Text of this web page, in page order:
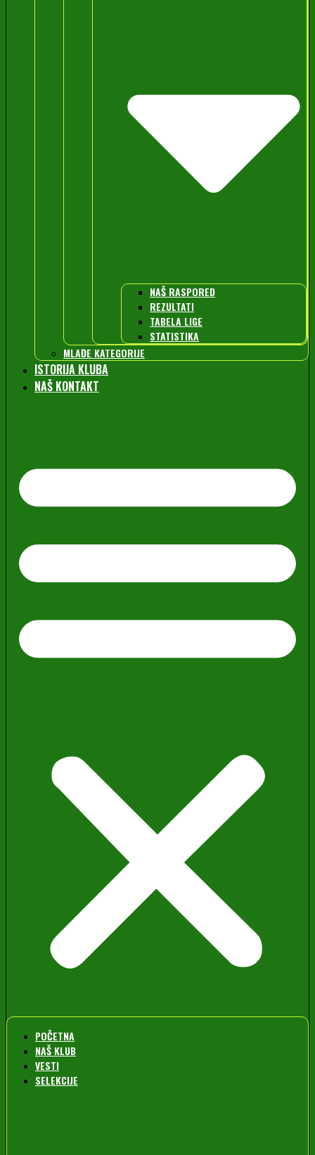
NAŠ RASPORED
REZULTATI
TABELA LIGE
STATISTIKA
MLAĐE KATEGORIJE
ISTORIJA KLUBA
NAŠ KONTAKT
POČETNA
NAŠ KLUB
VESTI
SELEKCIJE